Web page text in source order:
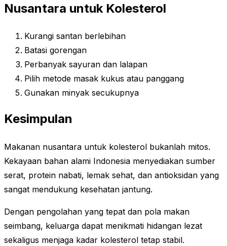
Nusantara untuk Kolesterol
Kurangi santan berlebihan
Batasi gorengan
Perbanyak sayuran dan lalapan
Pilih metode masak kukus atau panggang
Gunakan minyak secukupnya
Kesimpulan
Makanan nusantara untuk kolesterol bukanlah mitos.
Kekayaan bahan alami Indonesia menyediakan sumber
serat, protein nabati, lemak sehat, dan antioksidan yang
sangat mendukung kesehatan jantung.
Dengan pengolahan yang tepat dan pola makan
seimbang, keluarga dapat menikmati hidangan lezat
sekaligus menjaga kadar kolesterol tetap stabil.